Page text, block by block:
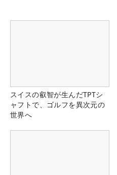
スイスの叡智が生んだTPTシ
ャフトで、ゴルフを異次元の
世界へ